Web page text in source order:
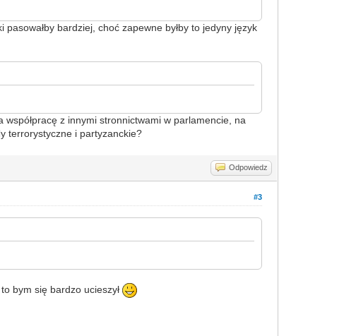
bardziej, choć zapewne byłby to jedyny język
z innymi stronnictwami w parlamencie, na
terrorystyczne i partyzanckie?
Odpowiedz
#3
bym się bardzo ucieszył